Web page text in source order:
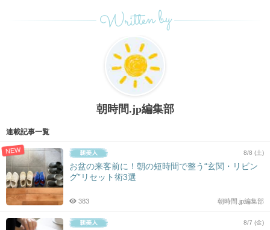
Written by
朝時間.jp編集部
連載記事一覧
NEW 8/8 (土)
お盆の来客前に！朝の短時間で整う“玄関・リビン
グ”リセット術3選
朝時間.jp編集部
383
8/7 (金)